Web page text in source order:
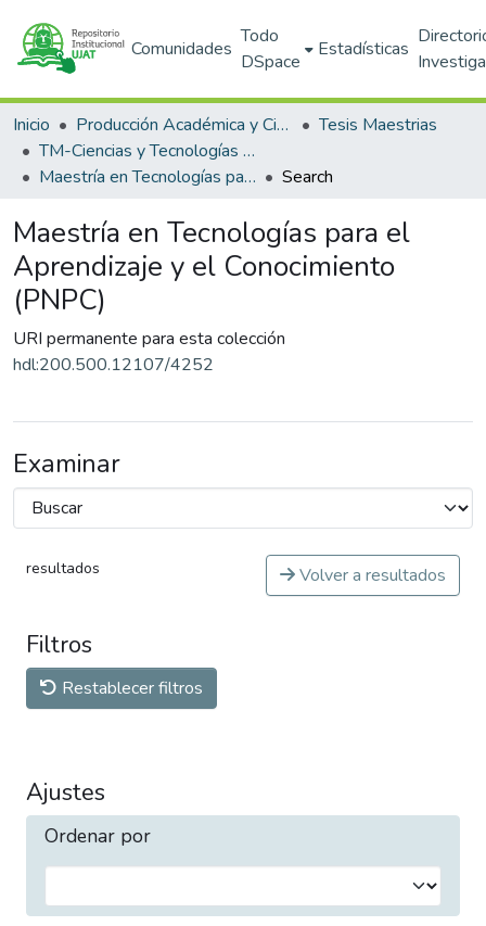
Comunidades
Todo
DSpace
Estadísticas
Inicio Producción Académica y Científica
Tesis Maestrias
TM-Ciencias y Tecnologías de la Información (DACYTI)
Maestría en Tecnologías para el Aprendizaje y el Conocimiento (PNPC)
Search
Maestría en Tecnologías para el
Aprendizaje y el Conocimiento
(PNPC)
URI permanente para esta colección
hdl:200.500.12107/4252
Examinar
resultados Volver a resultados
Filtros
Restablecer filtros
Ajustes
Ordenar por